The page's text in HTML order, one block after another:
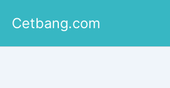
Cetbang.com